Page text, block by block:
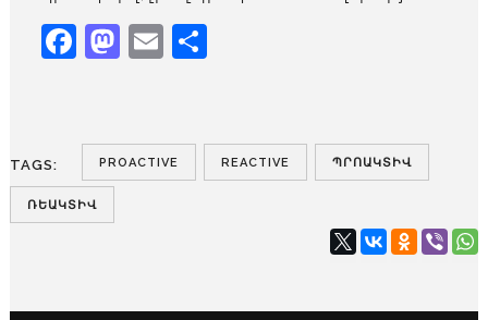
Facebook
Mastodon
EmailShare
TAGS: PROACTIVE REACTIVE ՊՐՈԱԿՏԻՎ
ՌԵԱԿՏԻՎ